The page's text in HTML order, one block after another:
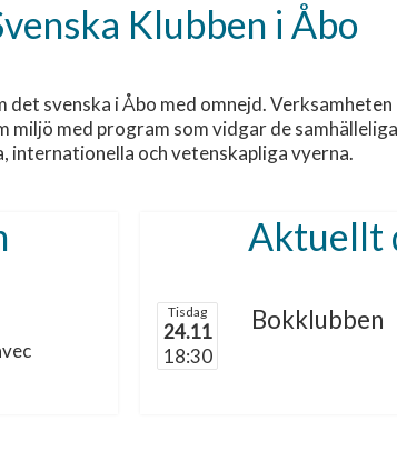
Klubben i Åbo
det svenska i Åbo med omnejd.
miljö med program som vidgar de
internationella och vetenskapliga vyerna.
Aktuellt
Tisdag
24.11
18:30
Bokklubben